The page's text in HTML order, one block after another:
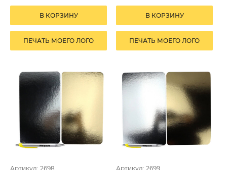
В КОРЗИНУ
ПЕЧАТЬ МОЕГО ЛОГО
В КОРЗИНУ
ПЕЧАТЬ МОЕГО ЛОГО
Артикул: 2698 Артикул: 2699